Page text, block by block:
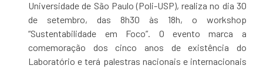
Universidade de São Paulo (Poli-USP), realiza no dia 30
de setembro, das 8h30 às 18h, o workshop
“Sustentabilidade em Foco”. O evento marca a
comemoração dos cinco anos de existência do
Laboratório e terá palestras nacionais e internacionais